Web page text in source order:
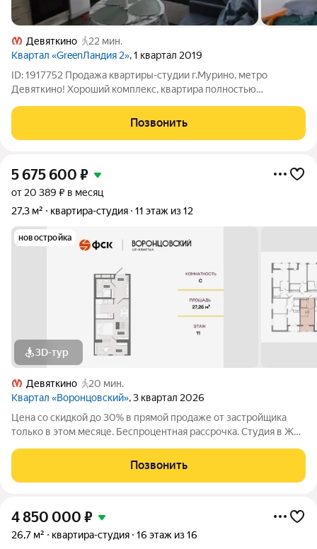
Девяткино
22 мин.
Квартал «GreenЛандия 2», 1 квартал 2019
ID: 1917752 Продажа квартиры-студии г.Мурино, метро
Девяткино! Хороший комплекс, квартира полностью
кондиционер, что для студии не мало важно!Район уже с
нормально сложившейся инфраструктурой,
Позвонить
5 675 600 ₽
от 20 389 ₽ в месяц
27,3 м²
квартира-студия 11 этаж из 12
новостройка
3D-тур
Девяткино
20 мин.
Квартал «Воронцовский», 3 квартал 2026
Цена со скидкой до 30% в прямой продаже от застройщика
только в этом месяце. Беспроцентная рассрочка. Студия в ЖК
Чистовая отделка. Квартал «Воронцовский» расположен в
Новом Девяткино,
Позвонить
4 850 000 ₽
26,7 м² квартира-студия 16 этаж из 16